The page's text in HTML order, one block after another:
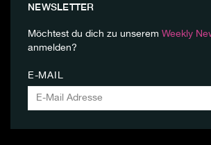
NEWSLETTER
Möchtest du dich zu unserem Weekly
anmelden?
E-MAIL